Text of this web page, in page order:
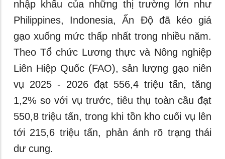
nhập khẩu của những thị trường lớn như
Philippines, Indonesia, Ấn Độ đã kéo giá
gạo xuống mức thấp nhất trong nhiều năm.
Theo Tổ chức Lương thực và Nông nghiệp
Liên Hiệp Quốc (FAO), sản lượng gạo niên
vụ 2025 - 2026 đạt 556,4 triệu tấn, tăng
1,2% so với vụ trước, tiêu thụ toàn cầu đạt
550,8 triệu tấn, trong khi tồn kho cuối vụ lên
tới 215,6 triệu tấn, phản ánh rõ trạng thái
dư cung.